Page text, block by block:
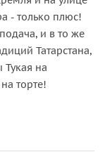
- только плюс!
и в то же
Татарстана,
Тукая на
торте!